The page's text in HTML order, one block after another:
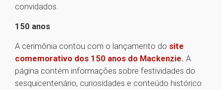
convidados.
150 anos
A cerimônia contou com o lançamento do site
comemorativo dos 150 anos do Mackenzie. A
página contém informações sobre festividades do
sesquicentenário, curiosidades e conteúdo histórico